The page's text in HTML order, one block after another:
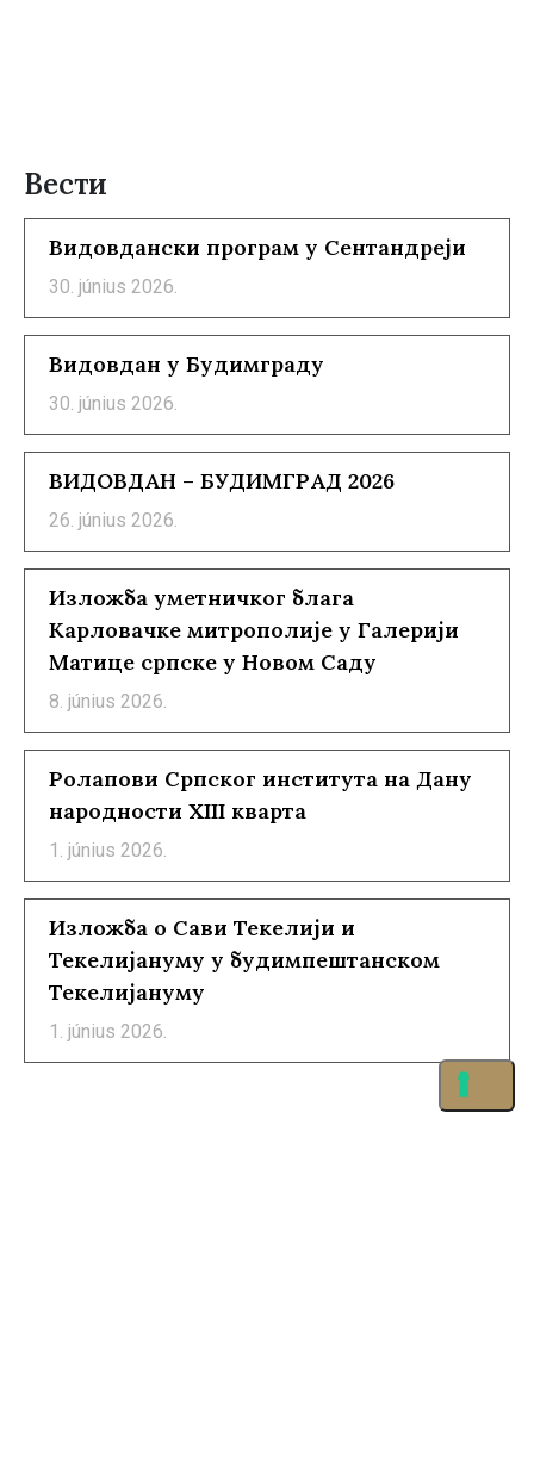
Вести
Видовдански програм у Сентандреји
30. június 2026.
Видовдан у Будимграду
30. június 2026.
ВИДОВДАН – БУДИМГРАД 2026
26. június 2026.
Изложба уметничког блага
Карловачке митрополије у Галерији
Матице српске у Новом Саду
8. június 2026.
Ролапови Српског института на Дану
народности XIII кварта
1. június 2026.
Изложба о Сави Текелији и
Текелијануму у будимпештанском
Текелијануму
1. június 2026.